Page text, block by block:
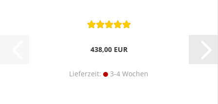
438,00 EUR
Lieferzeit: 3-4 Wochen